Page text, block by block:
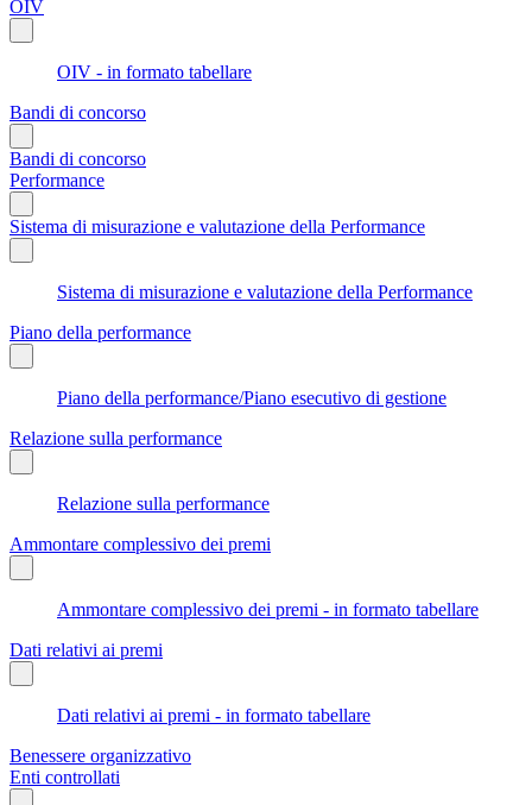
OIV
OIV - in formato tabellare
Bandi di concorso
Bandi di concorso
Performance
Sistema di misurazione e valutazione della Performance
Sistema di misurazione e valutazione della Performance
Piano della performance
Piano della performance/Piano esecutivo di gestione
Relazione sulla performance
Relazione sulla performance
Ammontare complessivo dei premi
Ammontare complessivo dei premi - in formato tabellare
Dati relativi ai premi
Dati relativi ai premi - in formato tabellare
Benessere organizzativo
Enti controllati